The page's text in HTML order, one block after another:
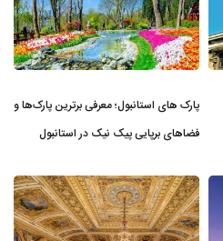
پارک های استانبول؛ معرفی برترین پارک‌ها و
فضاهای برپایی پیک نیک در استانبول